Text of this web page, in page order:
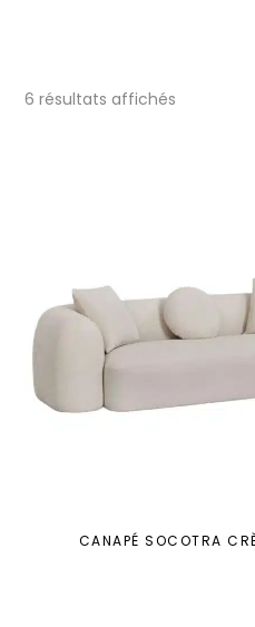
6 résultats affichés
CANAPÉ SOCOTRA